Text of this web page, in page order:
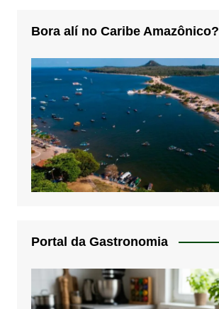
Bora alí no Caribe Amazônico?
Portal da Gastronomia